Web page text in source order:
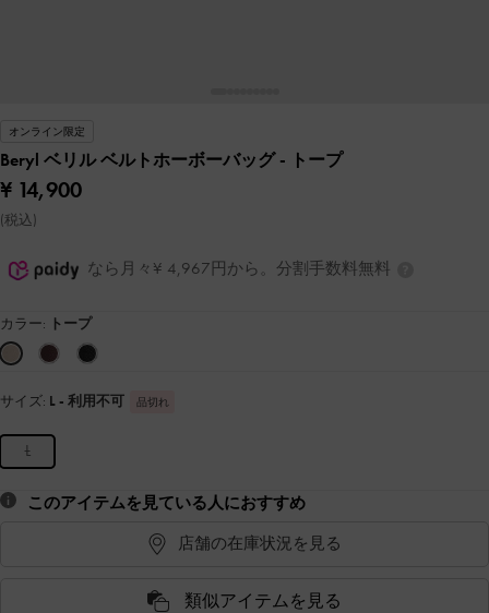
オンライン限定
Beryl ベリル ベルトホーボーバッグ- トープ
¥ 14,900
(税込)
なら月々¥ 4,967円から。分割手数料無料
カラー: トープ
サイズ: L - 利用不可 品切れ
L
このアイテムを見ている人におすすめ
店舗の在庫状況を見る
類似アイテムを見る